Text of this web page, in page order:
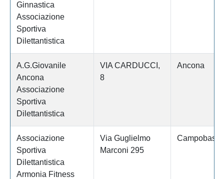
Ginnastica
Associazione
Sportiva
Dilettantistica
A.G.Giovanile
Ancona
Associazione
Sportiva
Dilettantistica
VIA CARDUCCI,
8
Ancona
Associazione
Sportiva
Dilettantistica
Armonia Fitness
Via Guglielmo
Marconi 295
Campobasso